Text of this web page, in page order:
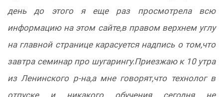
день до этого я еще раз просмотрела всю
информацию на этом сайте,в правом верхнем углу
на главной странице карасуется надпись о том,что
завтра семинар про шугарингу.Приезжаю к 10 утра
из Ленинского р-на,а мне говорят,что технолог в
отпуске и никакого обучения сегодня не